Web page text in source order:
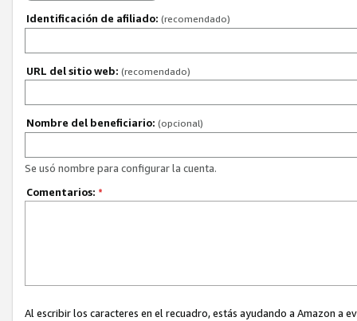
Identificación de afiliado: (recomendado)
URL del sitio web: (recomendado)
Nombre del beneficiario: (opcional)
Se usó nombre para configurar la cuenta.
Comentarios: *
Al escribir los caracteres en el recuadro, estás ayudando a Amazon